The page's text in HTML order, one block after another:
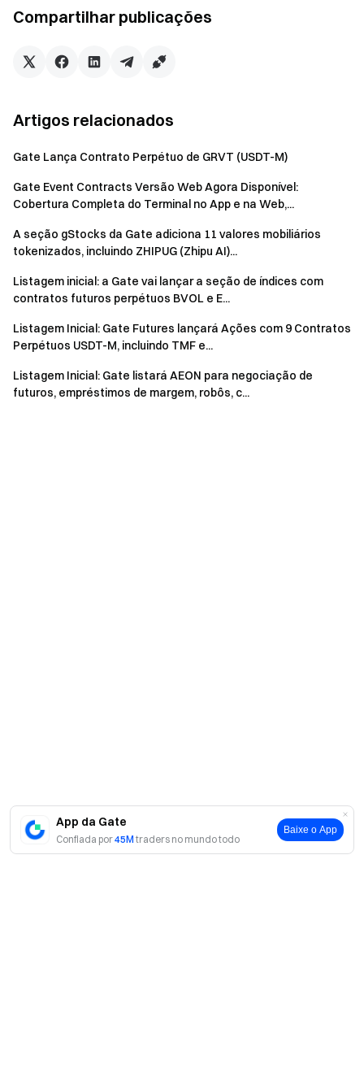
App da Gate
Confiada por45M traders no mundo todo
Baixe o App
Visite o site oficial da Gate
Baixe o App | Versão Desktop da Gate
Siga-nos no X (Twitter)
para mais bônus
Participe da nossa comunidade no Telegram
Interaja com nossa comunidade global
insights mais recentes
Transparência e Segurança
Compartilhar publicações
Artigos relacionados
Gate Lança Contrato Perpétuo de GRVT (USDT-M)
Gate Event Contracts Versão Web Agora Disponível:
Cobertura Completa do Terminal no App e na Web,...
A seção gStocks da Gate adiciona 11 valores mobiliários
tokenizados, incluindo ZHIPUG (Zhipu AI)...
Listagem inicial: a Gate vai lançar a seção de índices com
contratos futuros perpétuos BVOL e E...
Listagem Inicial: Gate Futures lançará Ações com 9 Contratos
Perpétuos USDT-M, incluindo TMF e...
Listagem Inicial: Gate listará AEON para negociação de
futuros, empréstimos de margem, robôs, c...